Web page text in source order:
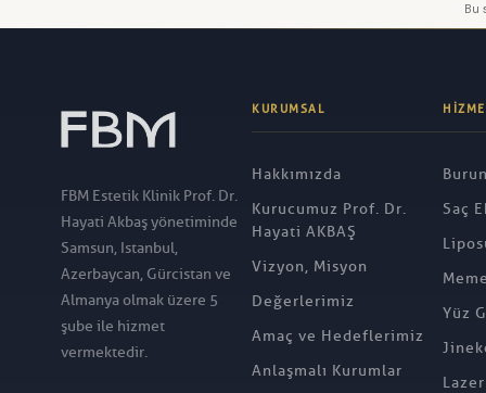
Bu
FBM Estetik Klinik Prof. Dr.
Hayati Akbaş yönetiminde
Samsun, Istanbul,
Azerbaycan, Gürcistan ve
Almanya olmak üzere 5
şube ile hizmet
vermektedir.
KURUMSAL
Hakkımızda
Kurucumuz Prof. Dr.
Hayati AKBAŞ
Vizyon, Misyon
Değerlerimiz
Amaç ve Hedeflerimiz
Anlaşmalı Kurumlar
Saç
Yüz